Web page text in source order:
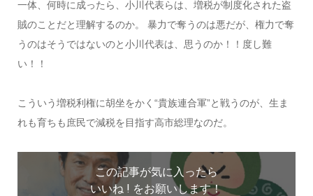
一体、何時に成ったら、小川代表らは、増税が制度化された盗
賊のことだと理解するのか。 暴力で奪うのは悪だが、権力で奪
うのはそうではないのと小川代表は、思うのか！！度し難
い！！
こういう増税利権に胡坐をかく“貴族連合軍”と戦うのが、生ま
れも育ちも庶民で減税を目指す高市総理なのだ。
この記事が気に入ったら
いいね ! をお願いします！